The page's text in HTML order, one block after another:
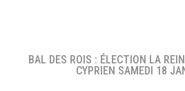
BAL DES ROIS : ÉLECTION LA
CYPRIEN SAMEDI 18